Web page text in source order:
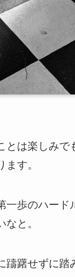
とは楽しみで
す。
一歩のハード
と。
躊躇せずに踏